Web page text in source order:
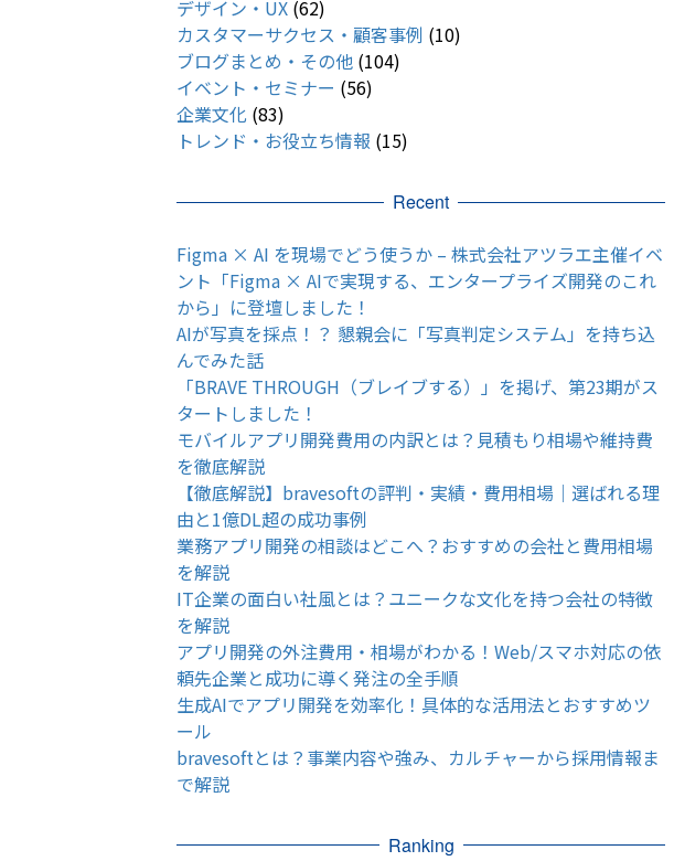
デザイン・UX (62)
カスタマーサクセス・顧客事例 (10)
ブログまとめ・その他 (104)
イベント・セミナー (56)
企業文化 (83)
トレンド・お役立ち情報 (15)
Recent
Figma × AI を現場でどう使うか – 株式会社アツラエ主催イベ
ント「Figma × AIで実現する、エンタープライズ開発のこれ
から」に登壇しました！
AIが写真を採点！？ 懇親会に「写真判定システム」を持ち込
んでみた話
「BRAVE THROUGH（ブレイブする）」を掲げ、第23期がス
タートしました！
モバイルアプリ開発費用の内訳とは？見積もり相場や維持費
を徹底解説
【徹底解説】bravesoftの評判・実績・費用相場｜選ばれる理
由と1億DL超の成功事例
業務アプリ開発の相談はどこへ？おすすめの会社と費用相場
を解説
IT企業の面白い社風とは？ユニークな文化を持つ会社の特徴
を解説
アプリ開発の外注費用・相場がわかる！Web/スマホ対応の依
頼先企業と成功に導く発注の全手順
生成AIでアプリ開発を効率化！具体的な活用法とおすすめツ
ール
bravesoftとは？事業内容や強み、カルチャーから採用情報ま
で解説
Ranking